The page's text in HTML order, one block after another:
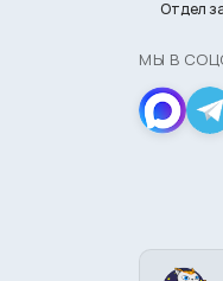
Отдел
МЫ В